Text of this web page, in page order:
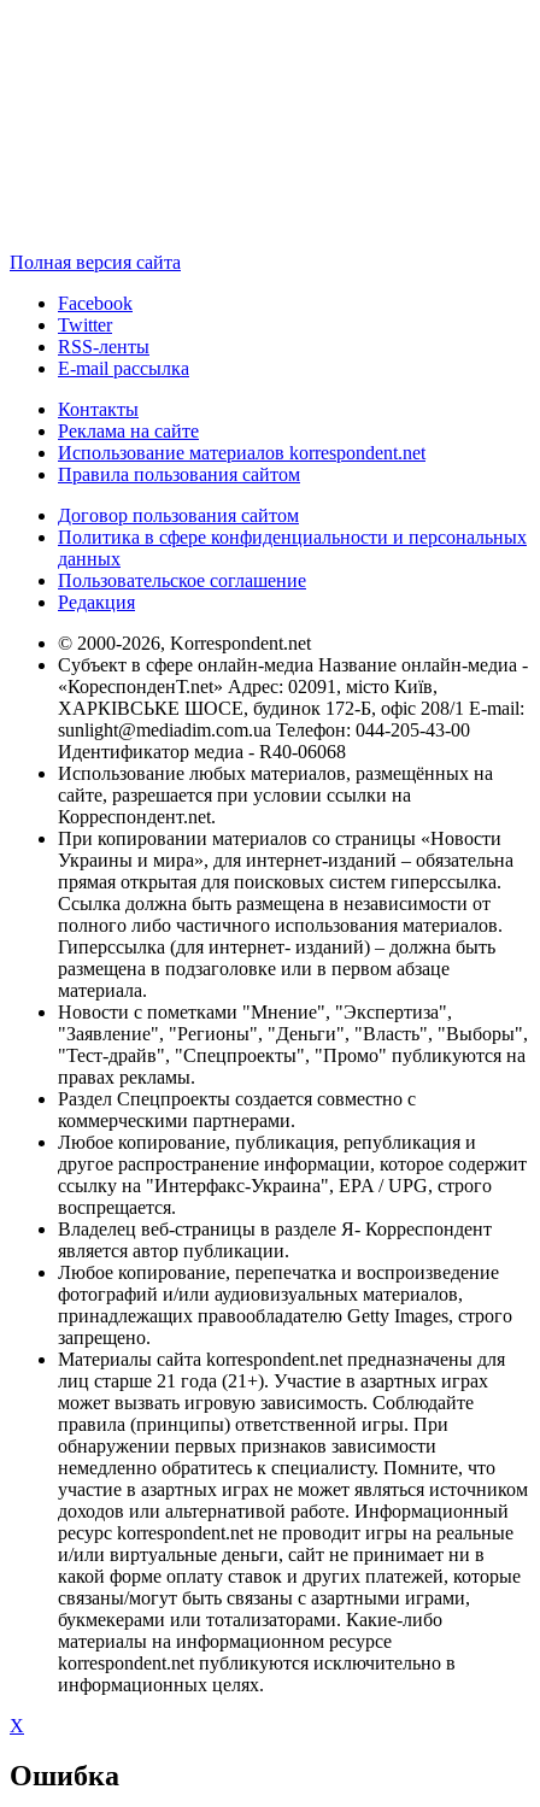
Полная версия сайта
Facebook
Twitter
RSS-ленты
E-mail рассылка
Контакты
Реклама на сайте
Использование материалов korrespondent.net
Правила пользования сайтом
Договор пользования сайтом
Политика в сфере конфиденциальности и персональных
данных
Пользовательское соглашение
Редакция
© 2000-2026, Korrespondent.net
Субъект в сфере онлайн-медиа Название онлайн-медиа -
«КореспонденТ.net» Адрес: 02091, місто Київ,
ХАРКІВСЬКЕ ШОСЕ, будинок 172-Б, офіс 208/1 E-mail:
sunlight@mediadim.com.ua Телефон: 044-205-43-00
Идентификатор медиа - R40-06068
Использование любых материалов, размещённых на
сайте, разрешается при условии ссылки на
Корреспондент.net.
При копировании материалов со страницы «Новости
Украины и мира», для интернет-изданий – обязательна
прямая открытая для поисковых систем гиперссылка.
Ссылка должна быть размещена в независимости от
полного либо частичного использования материалов.
Гиперссылка (для интернет- изданий) – должна быть
размещена в подзаголовке или в первом абзаце
материала.
Новости с пометками "Мнение", "Экспертиза",
"Заявление", "Регионы", "Деньги", "Власть", "Выборы",
"Тест-драйв", "Спецпроекты", "Промо" публикуются на
правах рекламы.
Раздел Спецпроекты создается совместно с
коммерческими партнерами.
Любое копирование, публикация, републикация и
другое распространение информации, которое содержит
ссылку на "Интерфакс-Украина", EPA / UPG, строго
воспрещается.
Владелец веб-страницы в разделе Я- Корреспондент
является автор публикации.
Любое копирование, перепечатка и воспроизведение
фотографий и/или аудиовизуальных материалов,
принадлежащих правообладателю Getty Images, строго
запрещено.
Материалы сайта korrespondent.net предназначены для
лиц старше 21 года (21+). Участие в азартных играх
может вызвать игровую зависимость. Соблюдайте
правила (принципы) ответственной игры. При
обнаружении первых признаков зависимости
немедленно обратитесь к специалисту. Помните, что
участие в азартных играх не может являться источником
доходов или альтернативой работе. Информационный
ресурс korrespondent.net не проводит игры на реальные
и/или виртуальные деньги, сайт не принимает ни в
какой форме оплату ставок и других платежей, которые
связаны/могут быть связаны с азартными играми,
букмекерами или тотализаторами. Какие-либо
материалы на информационном ресурсе
korrespondent.net публикуются исключительно в
информационных целях.
X
Ошибка